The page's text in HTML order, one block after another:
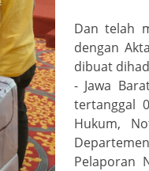
Dan telah
dengan
dibuat
- Jawa
tertanggal
Hukum,
Pelaporan